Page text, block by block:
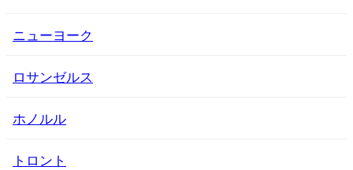
ニューヨーク
ロサンゼルス
ホノルル
トロント